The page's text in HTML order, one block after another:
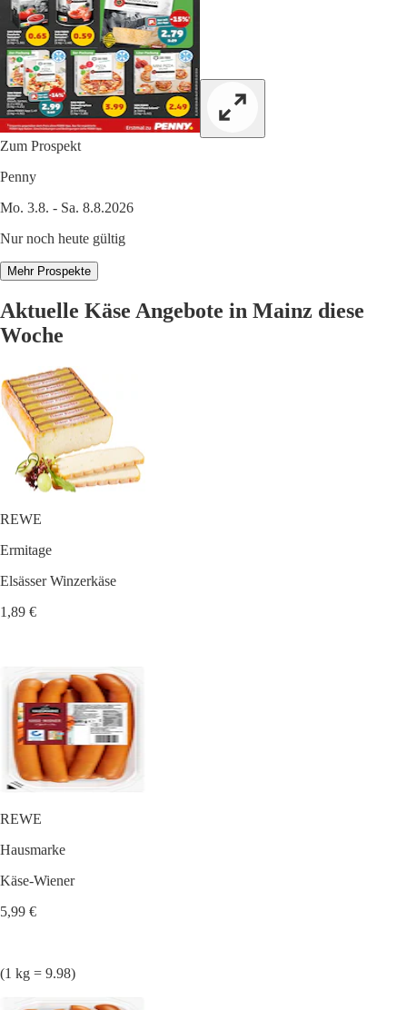
Zum Prospekt
Penny
Mo. 3.8. - Sa. 8.8.2026
Nur noch heute gültig
Mehr Prospekte
Aktuelle Käse Angebote in Mainz diese
Woche
REWE
Ermitage
Elsässer Winzerkäse
1,89 €
REWE
Hausmarke
Käse-Wiener
5,99 €
(1 kg = 9.98)